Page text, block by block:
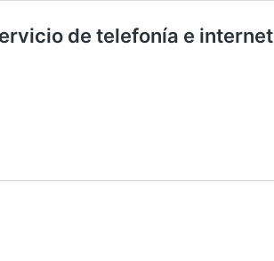
de telefonía e internet